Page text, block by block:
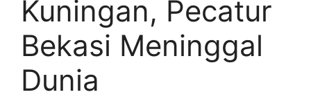
Kuningan, Pecatur
Bekasi Meninggal
Dunia